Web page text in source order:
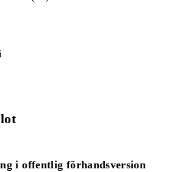
i offentlig förhandsversion